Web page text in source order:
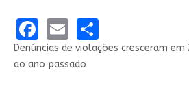
Facebook
EmailShare
Denúncias de violações cresceram
ao ano passado